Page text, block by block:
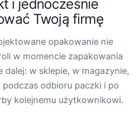
i jednocześnie
Twoją firmę
opakowanie nie
w momencie zapakowania
dalej: w sklepie, w magazynie,
odbioru paczki i po
kolejnemu użytkownikowi.